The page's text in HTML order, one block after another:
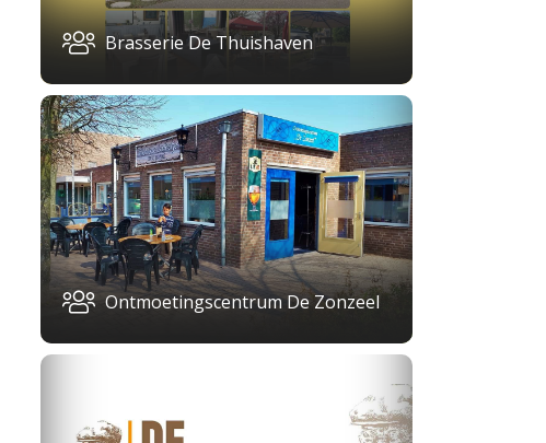
Brasserie De Thuishaven
Ontmoetingscentrum De Zonzeel